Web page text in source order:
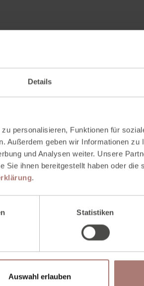
Details
personalisieren, Funktionen für
Außerdem geben wir Informationen zu
und Analysen weiter. Unsere
Sie ihnen bereitgestellt haben oder die
.
Statistiken
Auswahl erlauben